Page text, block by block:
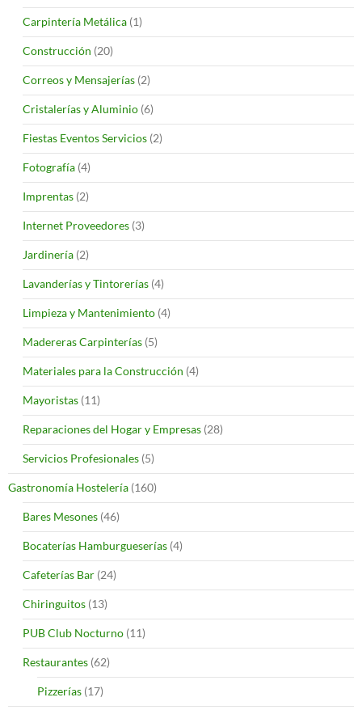
Carpintería Metálica (1)
Construcción (20)
Correos y Mensajerías (2)
Cristalerías y Aluminio (6)
Fiestas Eventos Servicios (2)
Fotografía (4)
Imprentas (2)
Internet Proveedores (3)
Jardinería (2)
Lavanderías y Tintorerías (4)
Limpieza y Mantenimiento (4)
Madereras Carpinterías (5)
Materiales para la Construcción (4)
Mayoristas (11)
Reparaciones del Hogar y Empresas (28)
Servicios Profesionales (5)
Gastronomía Hostelería (160)
Bares Mesones (46)
Bocaterías Hamburgueserías (4)
Cafeterías Bar (24)
Chiringuitos (13)
PUB Club Nocturno (11)
Restaurantes (62)
Pizzerías (17)